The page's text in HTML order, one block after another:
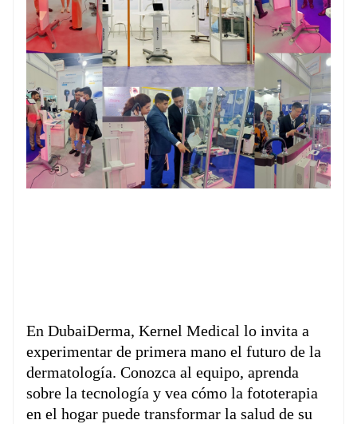
En DubaiDerma, Kernel Medical lo invita a
experimentar de primera mano el futuro de la
dermatología. Conozca al equipo, aprenda
sobre la tecnología y vea cómo la fototerapia
en el hogar puede transformar la salud de su